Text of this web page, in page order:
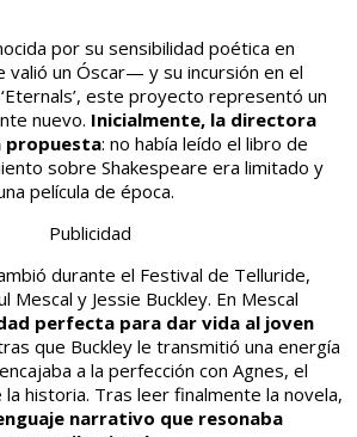
por su sensibilidad poética en
valió un Óscar— y su incursión en el
este proyecto representó un
nuevo. Inicialmente, la directora
propuesta: no había leído el libro de
sobre Shakespeare era limitado y
película de época.
Publicidad
durante el Festival de Telluride,
Mescal y Jessie Buckley. En Mescal
perfecta para dar vida al joven
que Buckley le transmitió una energía
a la perfección con Agnes, el
historia. Tras leer finalmente la novela,
narrativo que resonaba